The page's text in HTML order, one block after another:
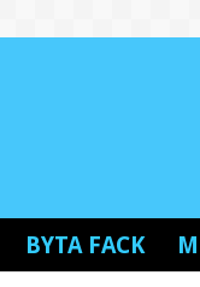
BYTA FACK